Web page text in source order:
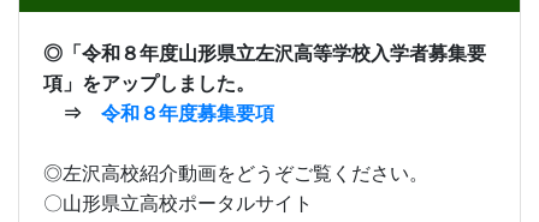
◎「 令和８年度山形県立左沢高等学校入学者募集要
項」 をアップしました。
⇒ 令和８年度募集要項
◎左沢高校紹介動画をどうぞご覧ください。
〇山形県立高校ポータルサイト